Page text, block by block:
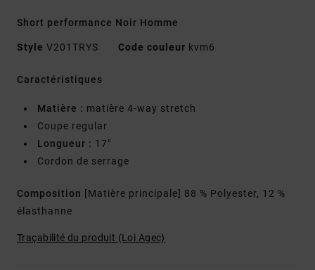
Short performance Noir Homme
Style V201TRYS Code couleur kvm6
Caractéristiques
Matière : matière 4-way stretch
Coupe regular
Longueur : 17"
Cordon de serrage
Composition [Matière principale] 88 % Polyester, 12 %
élasthanne
Traçabilité du produit (Loi Agec)